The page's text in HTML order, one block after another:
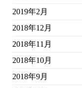
2019年2月
2018年12月
2018年11月
2018年10月
2018年9月